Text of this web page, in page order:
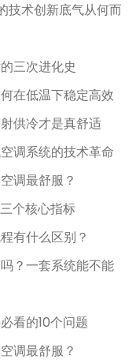
技术创新底气从何而
三次进化史
在低温下稳定高效
供冷才是真舒适
调系统的技术革命
调最舒服？
个核心指标
有什么区别？
？一套系统能不能
看的10个问题
调最舒服？